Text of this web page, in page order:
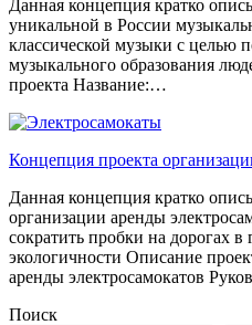
Данная концепция кратко
уникальной в России
классической музыки с целью
музыкального образования
проекта Название:…
Концепция проекта
Данная концепция кратко
организации аренды
сократить пробки на дорогах
экологичности Описание
аренды электросамокатов
Поиск